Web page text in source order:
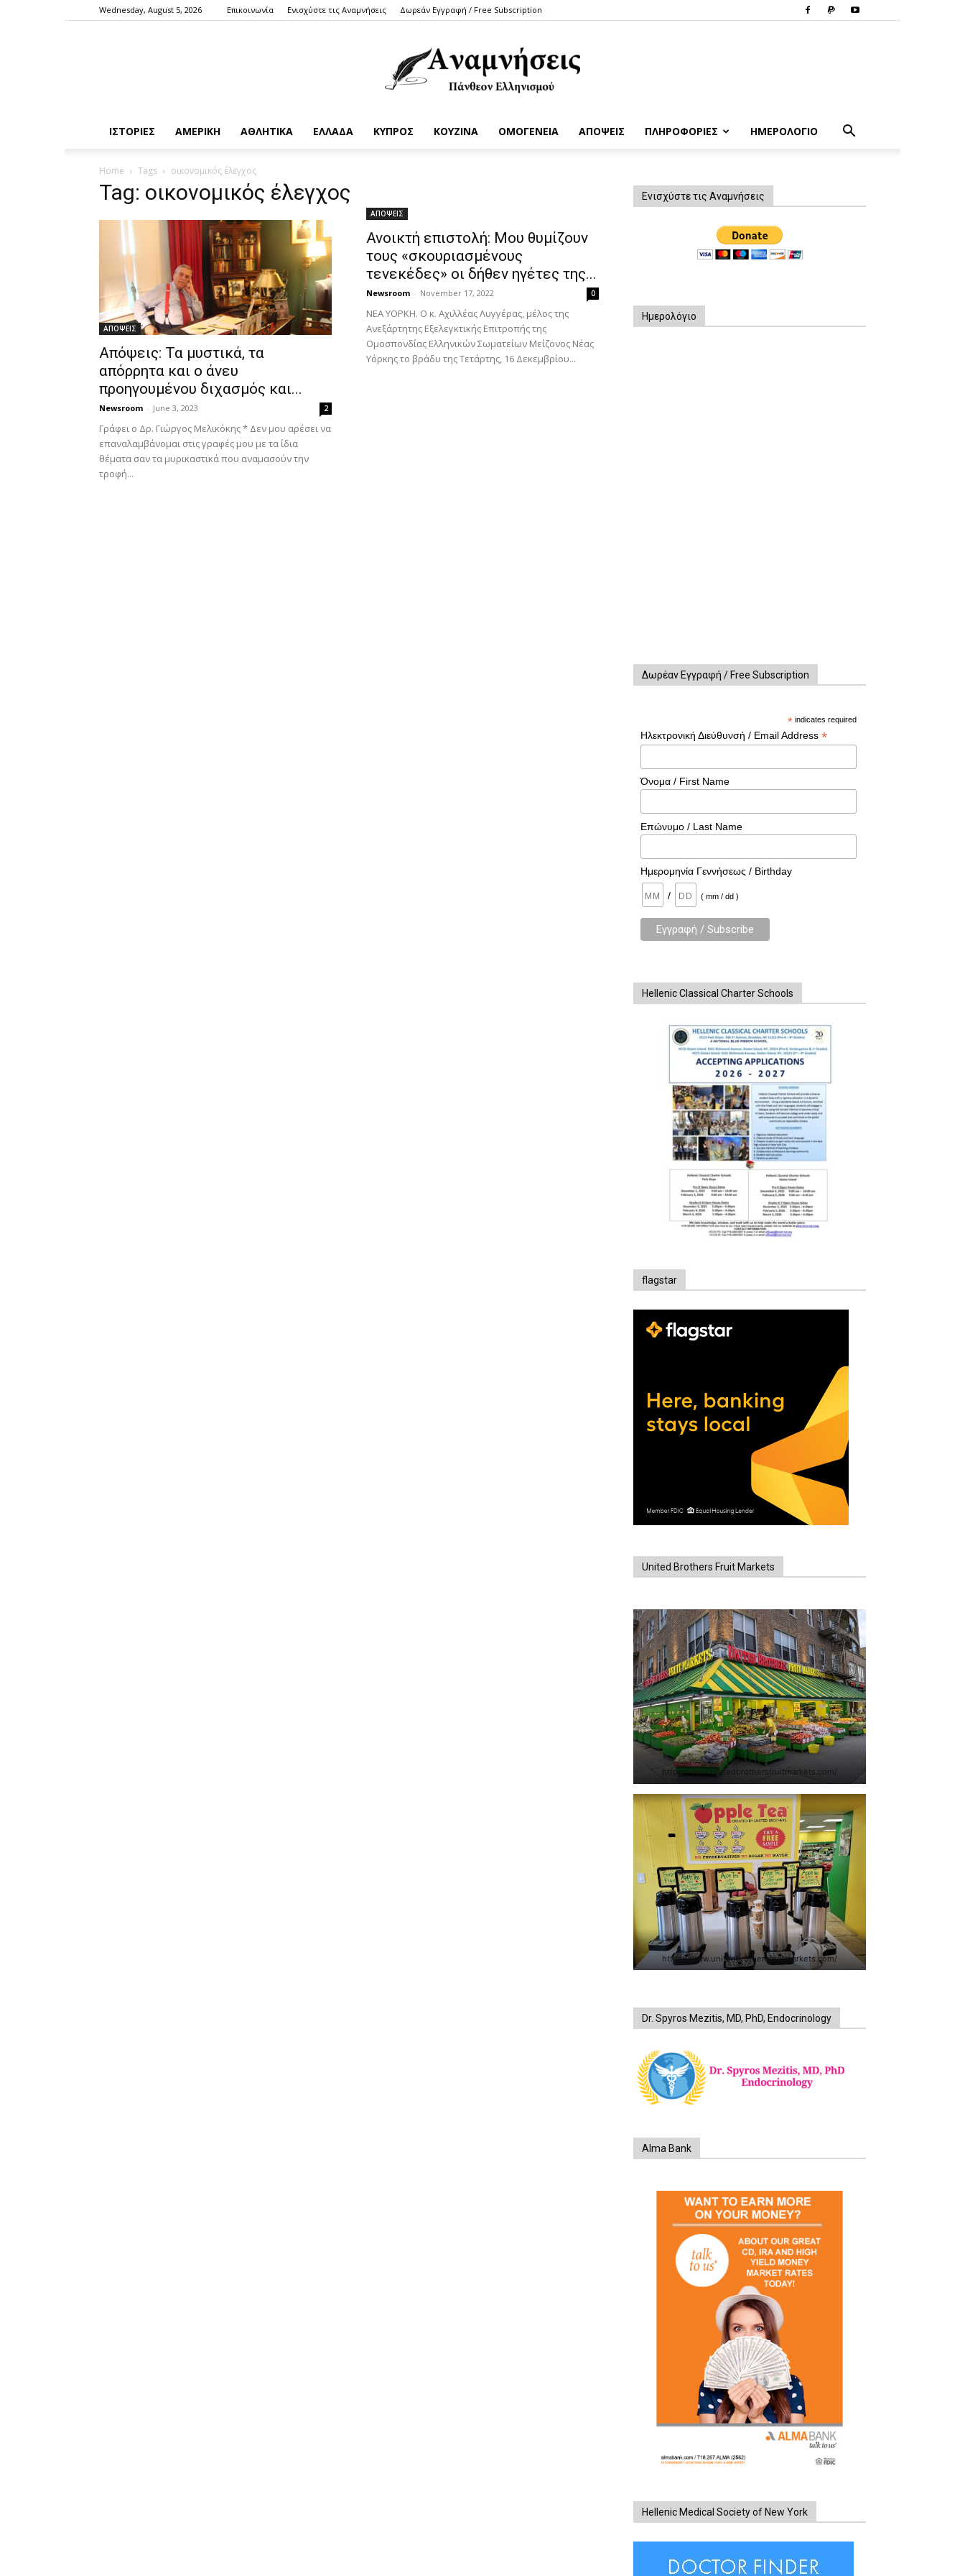
Wednesday, August 5, 2026 Επικοινωνία Ενισχύστε τις Αναμνήσεις Δωρεάν Εγγραφή / Free Subscription
ΙΣΤΟΡΙΕΣ ΑΜΕΡΙΚΗ ΑΘΛΗΤΙΚΑ ΕΛΛΑΔΑ ΚΥΠΡΟΣ ΚΟΥΖΙΝΑ ΟΜΟΓΕΝΕΙΑ ΑΠΟΨΕΙΣ ΠΛΗΡΟΦΟΡΙΕΣ ΗΜΕΡΟΛΟΓΙΟ
Home Tags οικονομικός έλεγχος
Tag: οικονομικός έλεγχος
ΑΠΟΨΕΙΣ
Απόψεις: Τα μυστικά, τα
απόρρητα και ο άνευ
προηγουμένου διχασμός και...
Newsroom - June 3, 2023 2
Γράφει ο Δρ. Γιώργος Μελικόκης * Δεν μου αρέσει να
επαναλαμβάνομαι στις γραφές μου με τα ίδια
θέματα σαν τα μυρικαστικά που αναμασούν την
τροφή...
ΑΠΟΨΕΙΣ
Ανοικτή επιστολή: Μου θυμίζουν
τους «σκουριασμένους
τενεκέδες» οι δήθεν ηγέτες της...
Newsroom - November 17, 2022 0
ΝΕΑ ΥΟΡΚΗ. Ο κ. Αχιλλέας Λυγγέρας, μέλος της
Ανεξάρτητης Εξελεγκτικής Επιτροπής της
Ομοσπονδίας Ελληνικών Σωματείων Μείζονος Νέας
Υόρκης το βράδυ της Τετάρτης, 16 Δεκεμβρίου...
Ενισχύστε τις Αναμνήσεις
Ημερολόγιο
Δωρέαν Εγγραφή / Free Subscription
* indicates required
Ηλεκτρονική Διεύθυνσή / Email Address *
Όνομα / First Name
Επώνυμο / Last Name
Ημερομηνία Γεννήσεως / Birthday
/ ( mm / dd )
Hellenic Classical Charter Schools
flagstar
United Brothers Fruit Markets
https://www.unitedbrothersfruitmarkets.com/
https://www.unitedbrothersfruitmarkets.com/
Dr. Spyros Mezitis, MD, PhD, Endocrinology
Alma Bank
Hellenic Medical Society of New York